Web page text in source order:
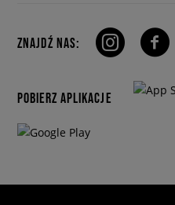
ZNAJDŹ NAS:
POBIERZ APLIKACJE